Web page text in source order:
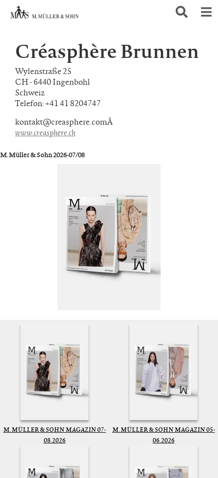
Créasphère Brunnen
Wylenstraße 25
CH - 6440 Ingenbohl
Schweiz
Telefon: +41 41 8204747
kontakt@creasphere.comÂ
www.creasphere.ch
M. Müller & Sohn 2026-07/08
M. MÜLLER & SOHN MAGAZIN 07-
08.2026
M. MÜLLER & SOHN MAGAZIN 05-
06.2026